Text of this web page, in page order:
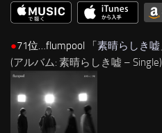
●71位…flumpool 「素晴らしき嘘
(アルバム: 素晴らしき嘘 – Single)